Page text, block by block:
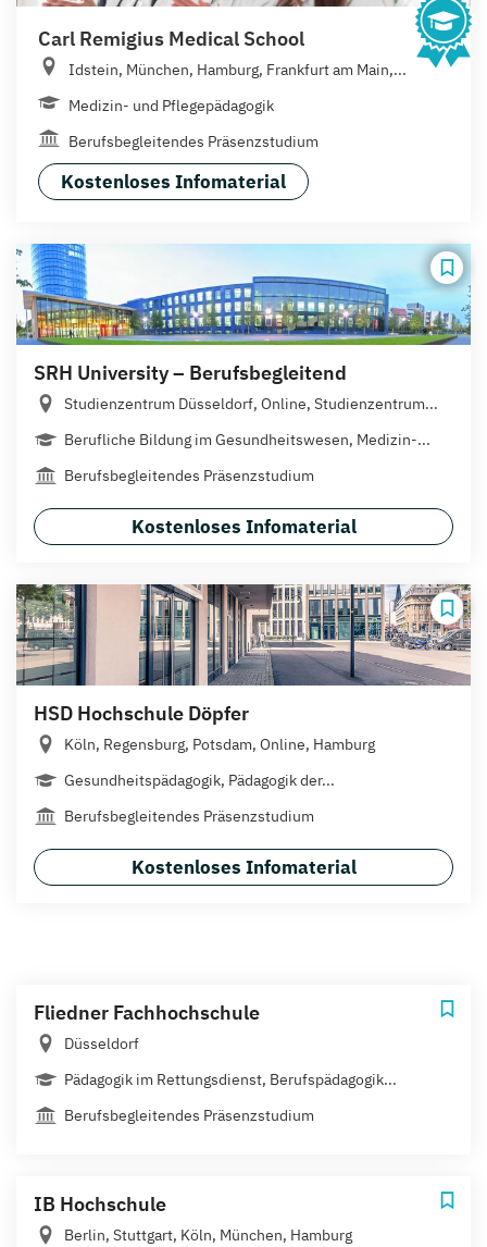
Carl Remigius Medical School
Idstein, München, Hamburg, Frankfurt am Main,...
Medizin- und Pflegepädagogik
Berufsbegleitendes Präsenzstudium
Kostenloses Infomaterial
SRH University – Berufsbegleitend
Studienzentrum Düsseldorf, Online, Studienzentrum...
Berufliche Bildung im Gesundheitswesen, Medizin-...
Berufsbegleitendes Präsenzstudium
Kostenloses Infomaterial
HSD Hochschule Döpfer
Köln, Regensburg, Potsdam, Online, Hamburg
Gesundheitspädagogik, Pädagogik der...
Berufsbegleitendes Präsenzstudium
Kostenloses Infomaterial
Fliedner Fachhochschule
Düsseldorf
Pädagogik im Rettungsdienst, Berufspädagogik...
Berufsbegleitendes Präsenzstudium
IB Hochschule
Berlin, Stuttgart, Köln, München, Hamburg